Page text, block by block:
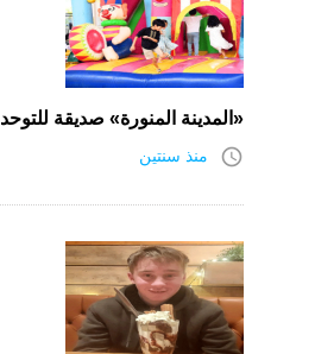
«المدينة المنورة» صديقة للتوحد
access_time منذ سنتين